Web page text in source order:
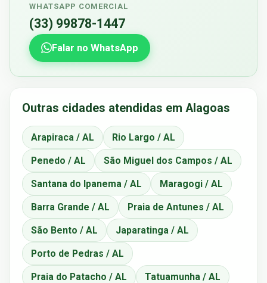
WHATSAPP COMERCIAL
(33) 99878-1447
Falar no WhatsApp
Outras cidades atendidas em Alagoas
Arapiraca / AL Rio Largo / AL
Penedo / AL São Miguel dos Campos / AL
Santana do Ipanema / AL Maragogi / AL
Barra Grande / AL Praia de Antunes / AL
São Bento / AL Japaratinga / AL
Porto de Pedras / AL
Praia do Patacho / AL Tatuamunha / AL